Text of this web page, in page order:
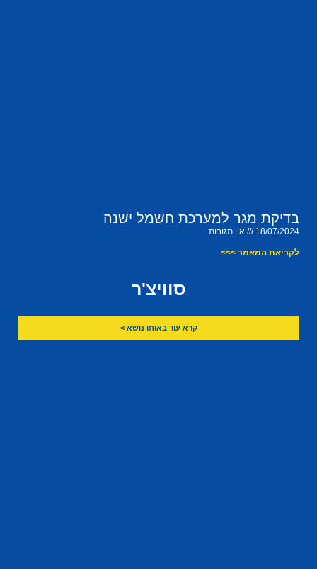
בדיקת מגר למערכת חשמל ישנה
18/07/2024 אין תגובות
לקריאת המאמר >>>
סוויצ'ר
קרא עוד באותו נושא >